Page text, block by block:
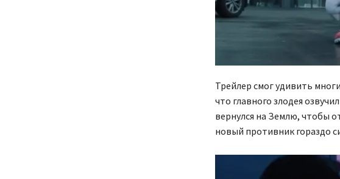
Трейлер смог удивить
что главного злодея
вернулся на Землю, чтобы
новый противник гораздо